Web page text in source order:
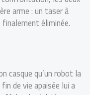
arme : un taser à
éliminée.
casque qu’un robot la
de vie apaisée lui a